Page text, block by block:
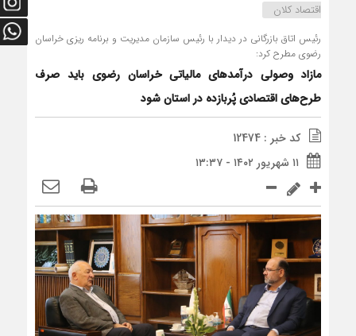
اقتصاد کلان
رئیس اتاق بازرگانی در دیدار با رئیس سازمان مدیریت و برنامه ریزی خراسان
رضوی مطرح کرد:
مازاد وصولی درآمدهای مالیاتی خراسان رضوی باید صرف
طرح‌های اقتصادی پُربازده در استان شود
کد خبر : 12474
۱۱ شهریور ۱۴۰۲ - ۱۳:۳۷